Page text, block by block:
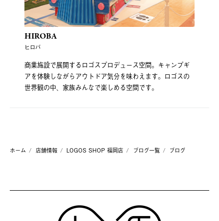
HIROBA
ヒロバ
商業施設で展開するロゴスプロデュース空間。キャンプギ
アを体験しながらアウトドア気分を味わえます。ロゴスの
世界観の中、家族みんなで楽しめる空間です。
ホーム 店舗情報 LOGOS SHOP 福岡店 ブログ一覧 ブログ